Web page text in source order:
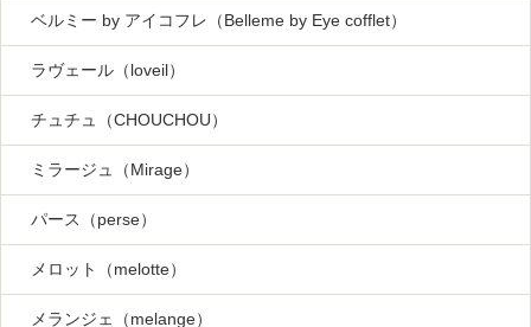
ベルミー by アイコフレ（Belleme by Eye cofflet）
ラヴェール（loveil）
チュチュ（CHOUCHOU）
ミラージュ（Mirage）
パース（perse）
メロット（melotte）
メランジェ（melange）